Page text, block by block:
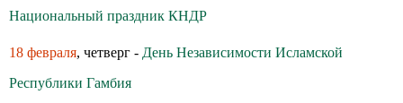
Национальный праздник КНДР
18 февраля, четверг - День Независимости Исламской
Республики Гамбия